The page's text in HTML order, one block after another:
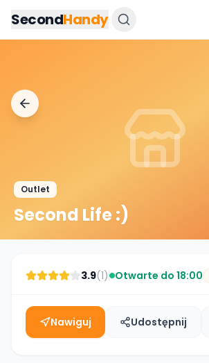
SecondHandy
Outlet
Second Life :)
3.9(1) Otwarte do 18:00
Nawiguj Udostępnij